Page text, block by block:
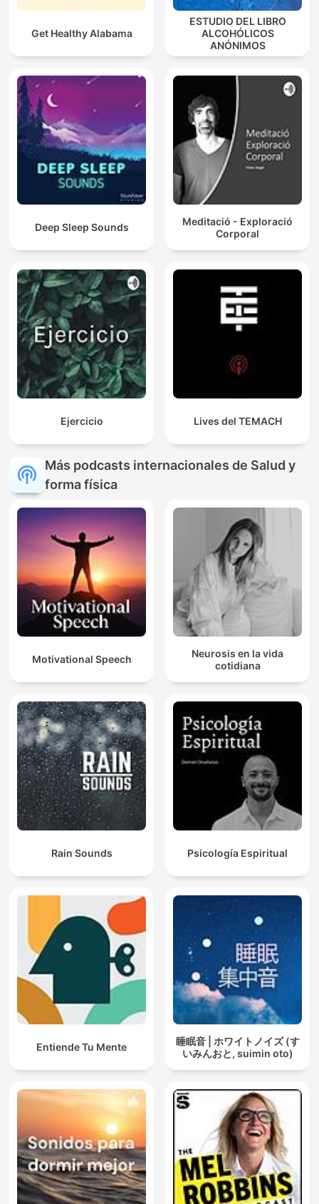
Get Healthy Alabama
ESTUDIO DEL LIBRO
ALCOHÓLICOS
ANÓNIMOS
Deep Sleep Sounds
Meditació - Exploració
Corporal
Ejercicio Lives del TEMACH
Más podcasts internacionales de Salud y
forma física
Motivational Speech
Neurosis en la vida
cotidiana
Rain Sounds Psicología Espiritual
Entiende Tu Mente
睡眠音 | ホワイトノイズ (す
いみんおと, suimin oto)